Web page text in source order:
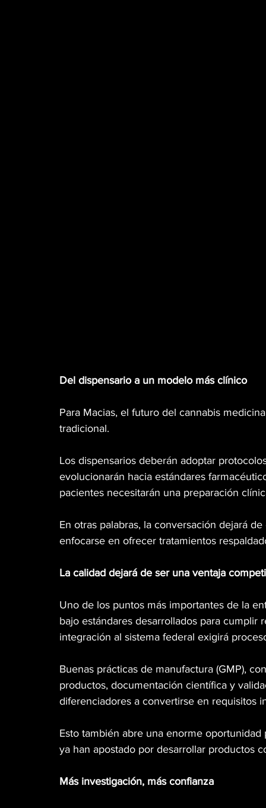
Del dispensario a un modelo más clínico
Para Macias, el futuro del cannabis
tradicional.
Los dispensarios deberán adoptar
evolucionarán hacia estándares
pacientes necesitarán una preparación
En otras palabras, la conversación dejará
enfocarse en ofrecer tratamientos
La calidad dejará de ser una ventaja
Uno de los puntos más importantes de la
bajo estándares desarrollados para
integración al sistema federal exigirá
Buenas prácticas de manufactura (GMP),
productos, documentación científica y
diferenciadores a convertirse en requisitos
Esto también abre una enorme
ya han apostado por desarrollar productos
Más investigación, más confianza